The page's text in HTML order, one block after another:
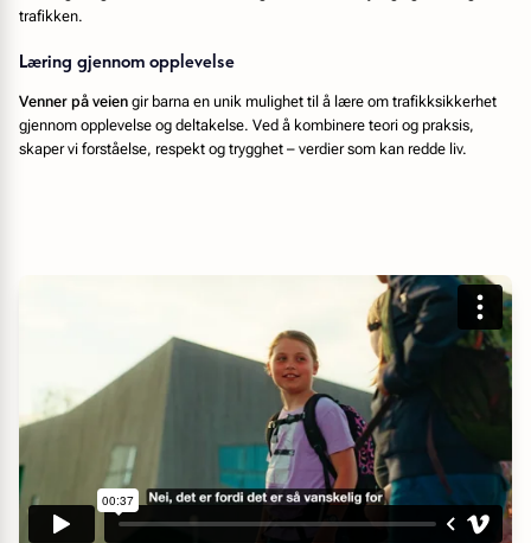
trafikken.
Læring gjennom opplevelse
Venner på veien gir barna en unik mulighet til å lære om trafikksikkerhet
gjennom opplevelse og deltakelse. Ved å kombinere teori og praksis,
skaper vi forståelse, respekt og trygghet – verdier som kan redde liv.